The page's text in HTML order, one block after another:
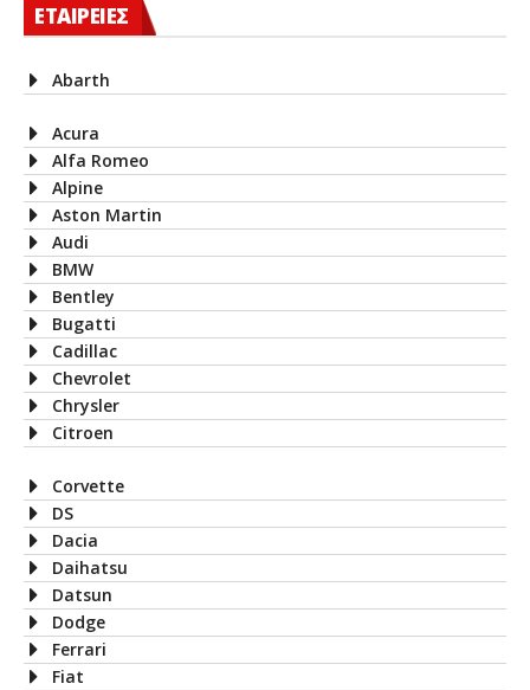
ΕΤΑΙΡΕΙΕΣ
Abarth
Acura
Alfa Romeo
Alpine
Aston Martin
Audi
BMW
Bentley
Bugatti
Cadillac
Chevrolet
Chrysler
Citroen
Corvette
DS
Dacia
Daihatsu
Datsun
Dodge
Ferrari
Fiat